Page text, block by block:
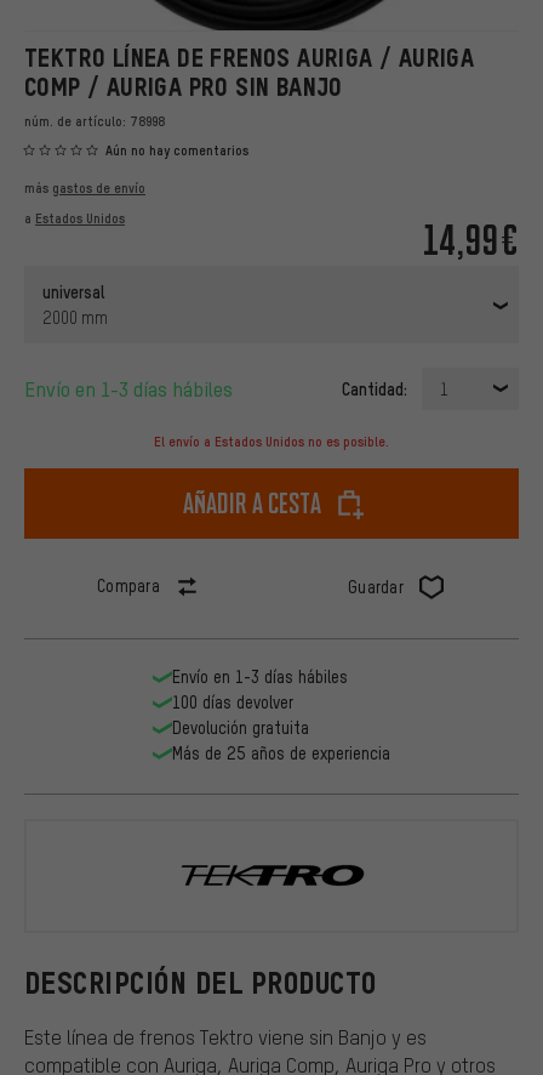
TEKTRO LÍNEA DE FRENOS AURIGA / AURIGA
COMP / AURIGA PRO SIN BANJO
núm. de artículo: 78998
Aún no hay comentarios
14,99€
más gastos de envío
a Estados Unidos
universal
2000 mm
Envío en 1-3 días hábiles Cantidad: 1
El envío a Estados Unidos no es posible.
Añadir a cesta
Compara Guardar
DESCRIPCIÓN DEL PRODUCTO
Este línea de frenos Tektro viene sin Banjo y es
compatible con Auriga, Auriga Comp, Auriga Pro y otros
Envío en 1-3 días hábiles
100 días devolver
Devolución gratuita
Más de 25 años de experiencia